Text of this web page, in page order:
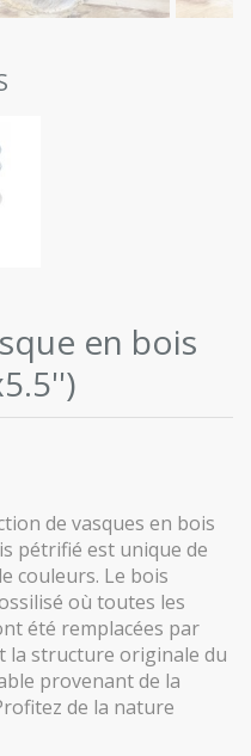
en bois
de vasques en bois
pétrifié est unique de
couleurs. Le bois
où toutes les
été remplacées par
la structure originale du
provenant de la
de la nature